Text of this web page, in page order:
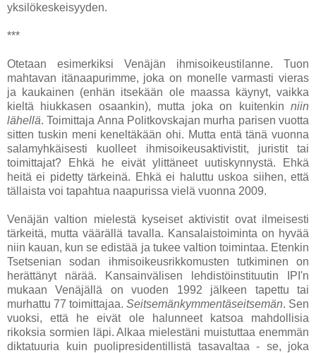
yksilökeskeisyyden.
***
Otetaan esimerkiksi Venäjän ihmisoikeustilanne. Tuon
mahtavan itänaapurimme, joka on monelle varmasti vieras
ja kaukainen (enhän itsekään ole maassa käynyt, vaikka
kieltä hiukkasen osaankin), mutta joka on kuitenkin niin
lähellä. Toimittaja Anna Politkovskajan murha parisen vuotta
sitten tuskin meni keneltäkään ohi. Mutta entä tänä vuonna
salamyhkäisesti kuolleet ihmisoikeusaktivistit, juristit tai
toimittajat? Ehkä he eivät ylittäneet uutiskynnystä. Ehkä
heitä ei pidetty tärkeinä. Ehkä ei haluttu uskoa siihen, että
tällaista voi tapahtua naapurissa vielä vuonna 2009.
Venäjän valtion mielestä kyseiset aktivistit ovat ilmeisesti
tärkeitä, mutta väärällä tavalla. Kansalaistoiminta on hyvää
niin kauan, kun se edistää ja tukee valtion toimintaa. Etenkin
Tsetsenian sodan ihmisoikeusrikkomusten tutkiminen on
herättänyt närää. Kansainvälisen lehdistöinstituutin IPI'n
mukaan Venäjällä on vuoden 1992 jälkeen tapettu tai
murhattu 77 toimittajaa. Seitsemänkymmentäseitsemän. Sen
vuoksi, että he eivät ole halunneet katsoa mahdollisia
rikoksia sormien läpi. Alkaa mielestäni muistuttaa enemmän
diktatuuria kuin puolipresidentillistä tasavaltaa - se, joka